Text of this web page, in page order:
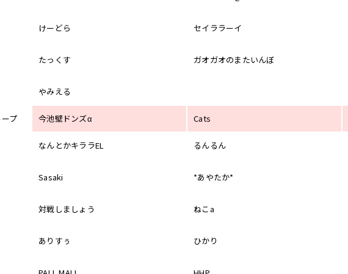
けーどら
たっくす
やみえる
セイララーイ
ガオガオのまたいんぼ
プ 今池壁ドンズα Cats
なんとかキララEL
Sasaki
対戦しましょう
ありすぅ
るんるん
*あやたか*
ねこa
ひかり